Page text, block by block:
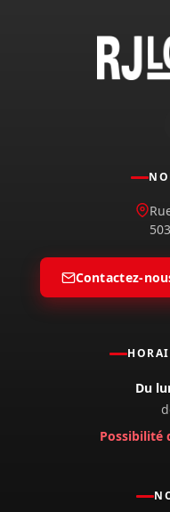
Du
Possibilité
Contactez-